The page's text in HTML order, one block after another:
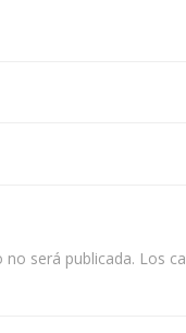
será publicada. Los